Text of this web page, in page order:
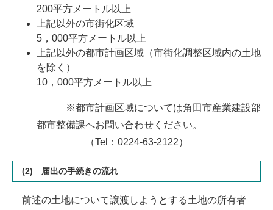
200平方メートル以上
上記以外の市街化区域
5，000平方メートル以上
上記以外の都市計画区域（市街化調整区域内の土地
を除く）
10，000平方メートル以上
※都市計画区域については角田市産業建設部
都市整備課へお問い合わせください。
（Tel：0224-63-2122）
(2) 届出の手続きの流れ
前述の土地について譲渡しようとする土地の所有者